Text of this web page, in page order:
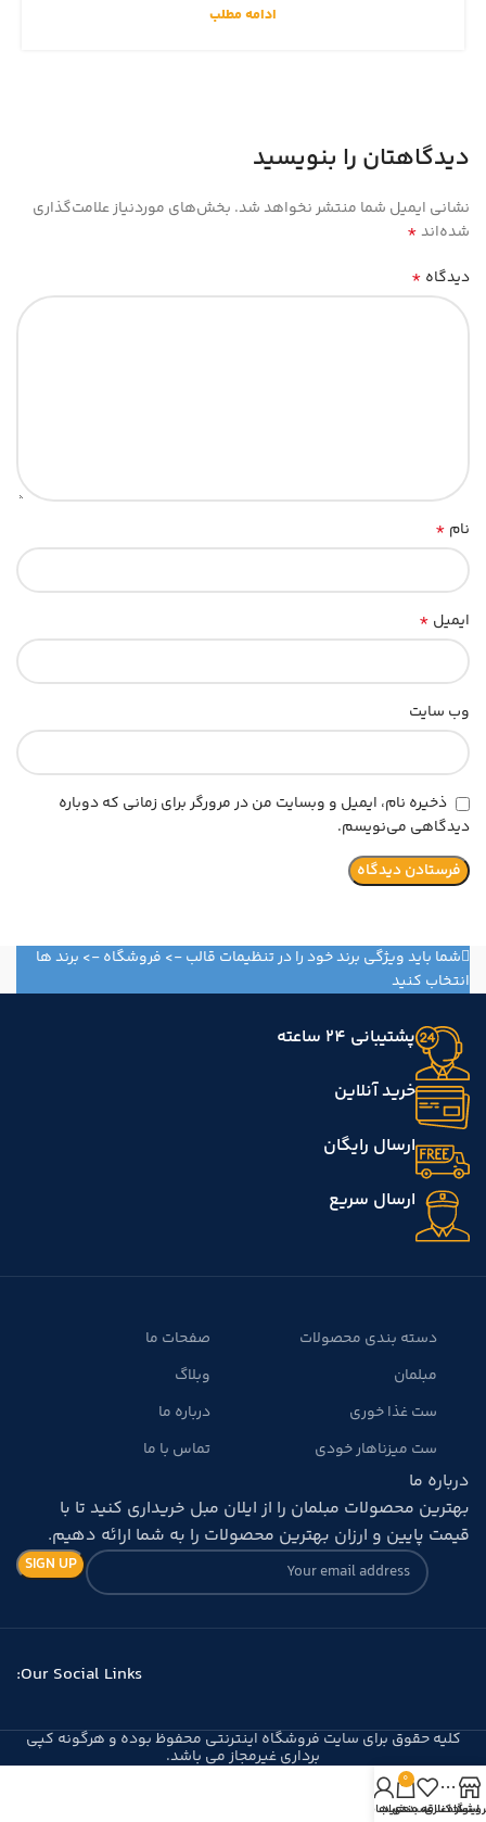
ادامه مطلب
دیدگاهتان را بنویسید
نشانی ایمیل شما منتشر نخواهد شد. بخش‌های موردنیاز علامت‌گذاری
شده‌اند*
دیدگاه *
نام *
ایمیل *
وب‌ سایت
ذخیره نام، ایمیل و وبسایت من در مرورگر برای زمانی که دوباره
دیدگاهی می‌نویسم.
شما باید ویژگی برند خود را در تنظیمات قالب -> فروشگاه -> برند ها
انتخاب کنید
پشتیبانی 24 ساعته
خرید آنلاین
ارسال رایگان
ارسال سریع
دسته بندی محصولات
مبلمان
ست غذا خوری
ست میزناهار خودی
صفحات ما
وبلاگ
درباره ما
تماس با ما
درباره ما
بهترین محصولات مبلمان را از ایلان مبل خریداری کنید تا با
قیمت پایین و ارزان بهترین محصولات را به شما ارائه دهیم.
Our Social Links:
کلیه حقوق برای سایت فروشگاه اینترنتی محفوظ بوده و هرگونه کپی
برداری غیرمجاز می باشد.
نوار کناری
لیست علاقه مندی ها
0
سبد خرید
حساب من